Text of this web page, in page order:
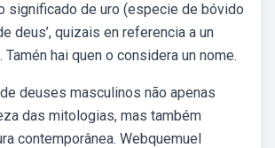
significado de uro (especie de bóvido
deus’, quizais en referencia a un
Tamén hai quen o considera un nome.
deuses masculinos não apenas
das mitologias, mas também
contemporânea. Webquemuel